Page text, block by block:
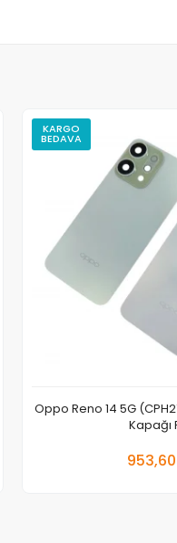
KARGO
BEDAVA
Oppo Reno 14 5G
Kapağı